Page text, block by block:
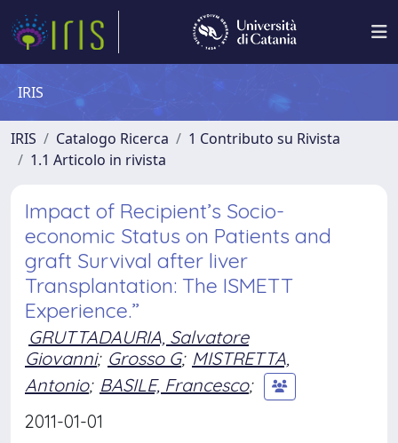
IRIS
IRIS Catalogo Ricerca
1 Contributo su Rivista
1.1 Articolo in rivista
Impact of Recipient’s Socio-
economic Status on Patients and
graft Survival after liver
Transplantation: The ISMETT
Experience.”
GRUTTADAURIA, Salvatore
Giovanni; Grosso G; MISTRETTA,
Antonio; BASILE, Francesco;
2011-01-01